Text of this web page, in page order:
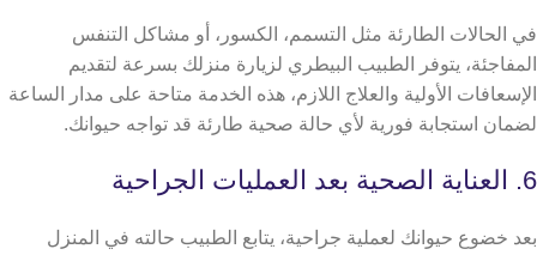
في الحالات الطارئة مثل التسمم، الكسور، أو مشاكل التنفس
المفاجئة، يتوفر الطبيب البيطري لزيارة منزلك بسرعة لتقديم
الإسعافات الأولية والعلاج اللازم، هذه الخدمة متاحة على مدار الساعة
لضمان استجابة فورية لأي حالة صحية طارئة قد تواجه حيوانك.
6. العناية الصحية بعد العمليات الجراحية
بعد خضوع حيوانك لعملية جراحية، يتابع الطبيب حالته في المنزل